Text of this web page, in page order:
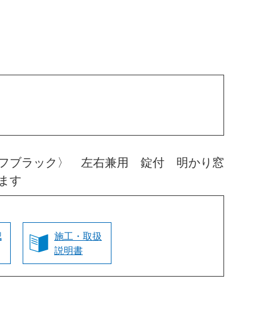
ブラック〉 左右兼用 錠付 明かり窓
す
施工・取扱
説明書